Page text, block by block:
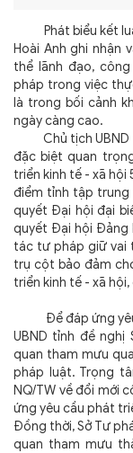
Phát biểu kết
Hoài Anh ghi nhận
thể lãnh đạo,
pháp trong việc
là trong bối cảnh
ngày càng cao.
Chủ tịch UBND
đặc biệt quan
triển kinh tế - xã hội
điểm tỉnh tập trung
quyết Đại hội đại
quyết Đại hội Đảng
tác tư pháp giữ vai
trụ cột bảo đảm
triển kinh tế - xã
Để đáp ứng yêu
UBND tỉnh đề
quan tham mưu
pháp luật. Trọng
NQ/TW về đổi mới
ứng yêu cầu phát
Đồng thời, Sở Tư
quan tham mưu